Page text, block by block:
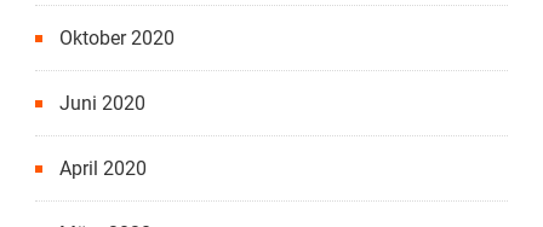
Oktober 2020
Juni 2020
April 2020